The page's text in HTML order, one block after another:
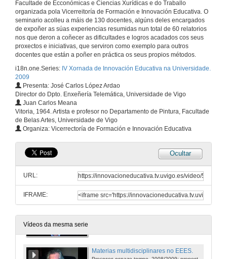
Facultade de Ecconómicas e Ciencias Xurídicas e do Traballo
organizada pola Vicerreitoría de Formación e Innovación Educativa. O
seminario acolleu a máis de 130 docentes, algúns deles encargados
de expoñer as súas experiencias resumidas nun total de 60 relatorios
nos que deron a coñecer as dificultades e logros acadados cos seus
proxectos e iniciativas, que serviron como exemplo para outros
docentes que están a poñer en práctica os seus propios métodos.
i18n.one.Series: IV Xornada de Innovación Educativa na Universidade.
2009
Presenta: José Carlos López Ardao
Director do Dpto. Enxeñería Telemática, Universidade de Vigo
Juan Carlos Meana
Vitoria, 1964. Artista e profesor no Departamento de Pintura, Facultade
de Belas Artes, Universidade de Vigo
Organiza: Vicerrectoría de Formación e Innovación Educativa
Ocultar
URL:
IFRAME:
Vídeos da mesma serie
O ensino de materias de ámbito fiscal nas titulacións do ámbito xurídico-social.
11 de dec. de 2009
Posibilidades didácticas da plataforma Moodle na materia de Educación especial de Psicopedaxía.
11 de dec. de 2009
Quenda de preguntas
11 de dec. de 2009
A docencia en Dereito procesual a través da práctica forense
11 de dec. de 2009
Un exercicio de sistematización de erros e corrección de traballos do alumnado: Markin v4.
Materias multidisciplinares no EEES.